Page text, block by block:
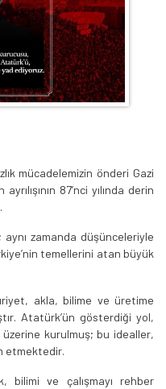
mücadelemizin önderi Gazi
87’nci yılında derin
zamanda düşünceleriyle
temellerini atan büyük
akla, bilime ve üretime
Atatürk’ün gösterdiği yol,
kurulmuş; bu idealler,
etmektedir.
bilimi ve çalışmayı rehber